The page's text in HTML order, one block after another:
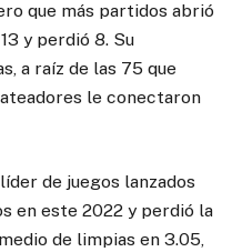
que más partidos abrió
y perdió 8. Su
a raíz de las 75 que
le conectaron
de juegos lanzados
en este 2022 y perdió la
de limpias en 3.05,